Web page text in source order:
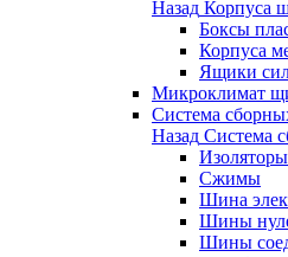
Назад Корпуса
Боксы
Корпуса
Ящики
Микроклимат
Система
Назад Система
Сжимы
Шина
Шины
Шины